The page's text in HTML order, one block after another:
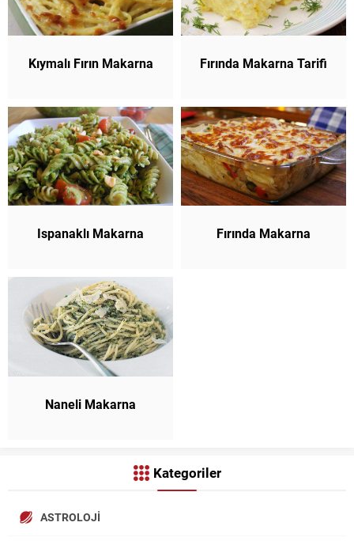
Kıymalı Fırın Makarna Fırında Makarna Tarifi
Ispanaklı Makarna Fırında Makarna
Naneli Makarna
Kategoriler
ASTROLOJI